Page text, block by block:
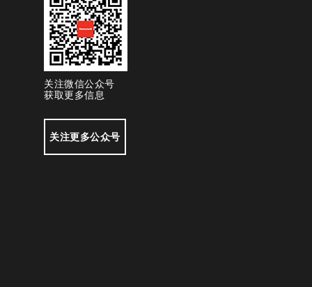
关注微信公众号
获取更多信息
关注更多公众号